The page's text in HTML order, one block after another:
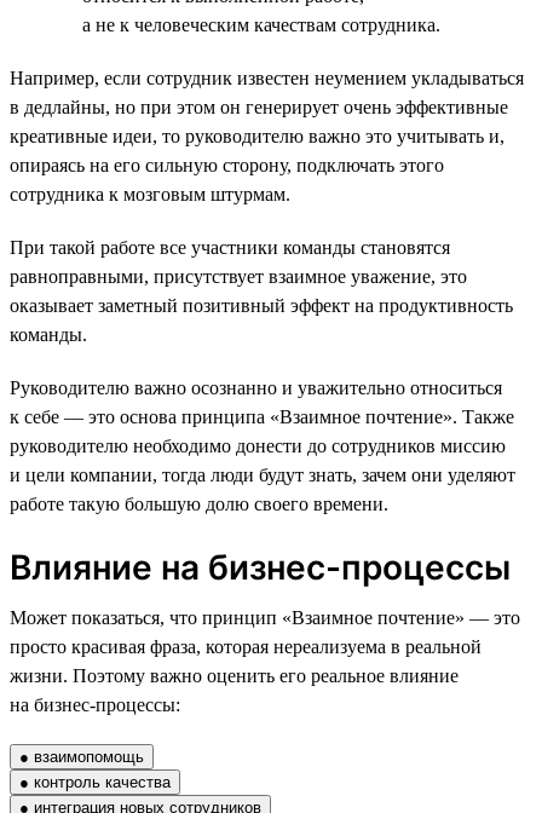
а не к человеческим качествам сотрудника.
Например, если сотрудник известен неумением укладываться
в дедлайны, но при этом он генерирует очень эффективные
креативные идеи, то руководителю важно это учитывать и,
опираясь на его сильную сторону, подключать этого
сотрудника к мозговым штурмам.
При такой работе все участники команды становятся
равноправными, присутствует взаимное уважение, это
оказывает заметный позитивный эффект на продуктивность
команды.
Руководителю важно осознанно и уважительно относиться
к себе — это основа принципа «Взаимное почтение». Также
руководителю необходимо донести до сотрудников миссию
и цели компании, тогда люди будут знать, зачем они уделяют
работе такую большую долю своего времени.
Влияние на бизнес-процессы
Может показаться, что принцип «Взаимное почтение» — это
просто красивая фраза, которая нереализуема в реальной
жизни. Поэтому важно оценить его реальное влияние
на бизнес-процессы:
● взаимопомощь
● контроль качества
● интеграция новых сотрудников